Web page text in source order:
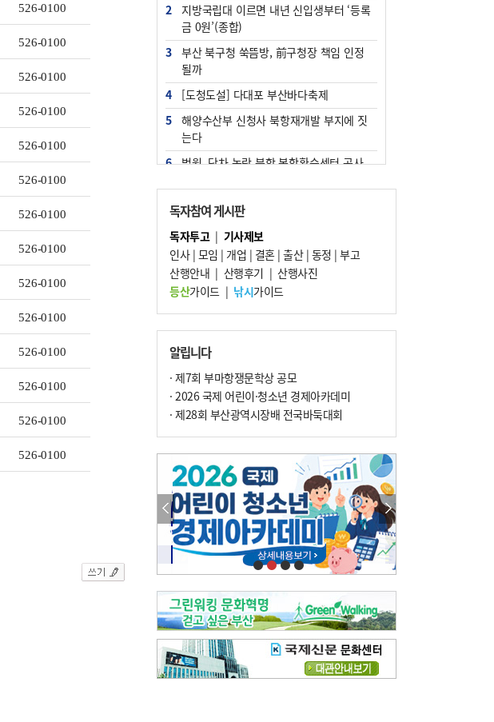
526-0100
526-0100
526-0100
526-0100
526-0100
526-0100
526-0100
526-0100
526-0100
526-0100
526-0100
526-0100
526-0100
526-0100
2
지방국립대 이르면 내년 신입생부터 ‘등록
금 0원’(종합)
3
부산 북구청 쑥뜸방, 前구청장 책임 인정
될까
4
[도청도설] 다대포 부산바다축제
5
해양수산부 신청사 북항재개발 부지에 짓
는다
6
법원, 단차 논란 북항 복합환승센터 공사
7
지역 상권도 말라죽을 판이라…가뭄 속 밀
양물축제 강행 논란
8
통영시민 추석 전 35만 원 받는다
9
부산 철강공장 50대 노동자 추락사
10 국힘 부산시당, ‘정이한 조력’ 시의원 윤리
위에…‘한동훈 지지’도 신고접수
독자참여 게시판
독자투고| 기사제보
인사| 모임 | 개업 | 결혼| 출산| 동정 | 부고
산행안내 | 산행후기 | 산행사진
등산가이드| 낚시가이드
알립니다
· 제7회 부마항쟁문학상 공모
· 2026 국제 어린이·청소년 경제아카데미
· 제28회 부산광역시장배 전국바둑대회